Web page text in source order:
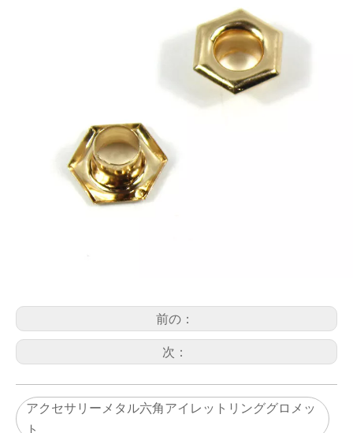
前の：
次：
アクセサリーメタル六角アイレットリンググロメッ
ト